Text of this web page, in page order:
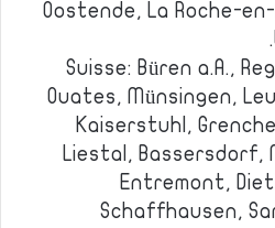
Oostende, La Roche-
Suisse: Büren a.A.,
Ouates, Münsingen,
Kaiserstuhl,
Liestal, Bassersdorf,
Entremont,
Schaffhausen,